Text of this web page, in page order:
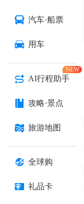
汽车·船票
用车
AI行程助手
NEW
攻略·景点
旅游地图
全球购
礼品卡